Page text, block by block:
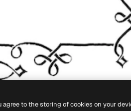
agree to the storing of cookies on your